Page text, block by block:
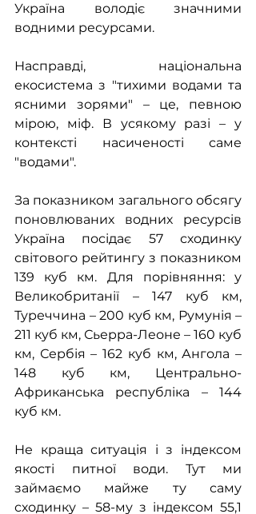
Україна володіє значними
водними ресурсами.
Насправді, національна
екосистема з "тихими водами та
ясними зорями" – це, певною
мірою, міф. В усякому разі – у
контексті насиченості саме
"водами".
За показником загального обсягу
поновлюваних водних ресурсів
Україна посідає 57 сходинку
світового рейтингу з показником
139 куб км. Для порівняння: у
Великобританії – 147 куб км,
Туреччина – 200 куб км, Румунія –
211 куб км, Сьерра-Леоне – 160 куб
км, Сербія – 162 куб км, Ангола –
148 куб км, Центрально-
Африканська республіка – 144
куб км.
Не краща ситуація і з індексом
якості питної води. Тут ми
займаємо майже ту саму
сходинку – 58-му з індексом 55,1